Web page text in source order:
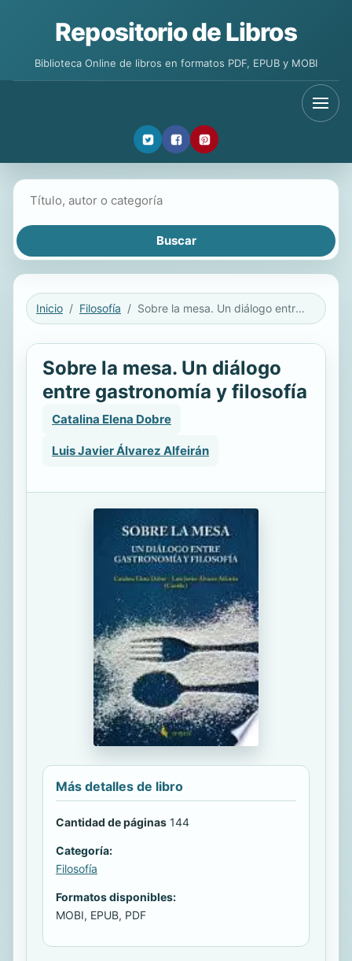
Repositorio de Libros
Biblioteca Online de libros en formatos PDF, EPUB y MOBI
Inicio Filosofía Sobre la mesa. Un diálogo entre gastronomía y filosofía
Sobre la mesa. Un diálogo
entre gastronomía y filosofía
Catalina Elena Dobre
Luis Javier Álvarez Alfeirán
Más detalles de libro
Cantidad de páginas 144
Categoría:
Filosofía
Formatos disponibles:
MOBI, EPUB, PDF